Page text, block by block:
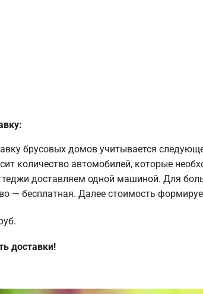
брусовых домов учитывается
количество автомобилей, которые
доставляем одной машиной. Для
— бесплатная. Далее стоимость
доставки!